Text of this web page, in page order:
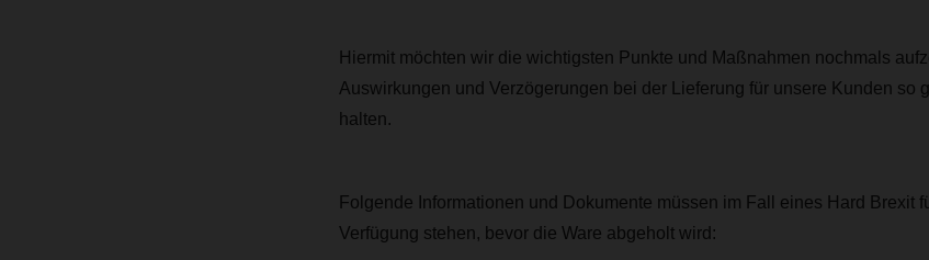
Hiermit möchten wir die wichtigsten Punkte und Maßnahmen nochmals
Auswirkungen und Verzögerungen bei der Lieferung für unsere Kunden so
halten.
Folgende Informationen und Dokumente müssen im Fall eines Hard Brexit
Verfügung stehen, bevor die Ware abgeholt wird: